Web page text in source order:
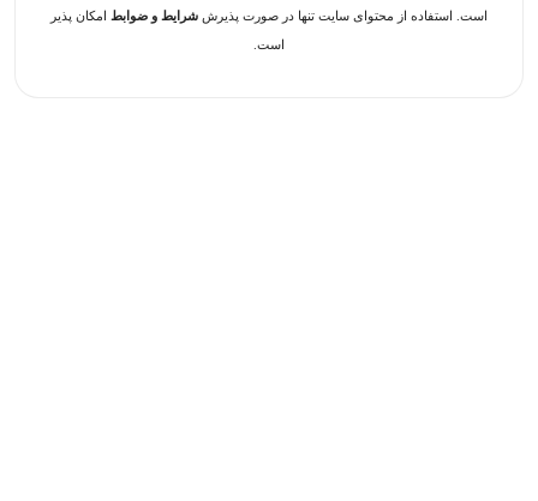
است. استفاده از محتوای سایت تنها در صورت پذیرش شرایط و ضوابط امکان پذیر
است.